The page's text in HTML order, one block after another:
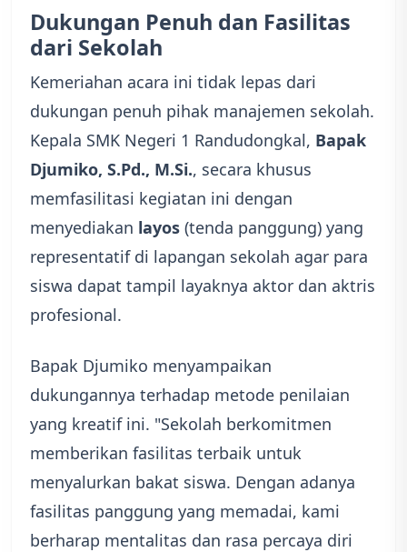
Dukungan Penuh dan Fasilitas
dari Sekolah
Kemeriahan acara ini tidak lepas dari
dukungan penuh pihak manajemen sekolah.
Kepala SMK Negeri 1 Randudongkal, Bapak
Djumiko, S.Pd., M.Si., secara khusus
memfasilitasi kegiatan ini dengan
menyediakan layos (tenda panggung) yang
representatif di lapangan sekolah agar para
siswa dapat tampil layaknya aktor dan aktris
profesional.
Bapak Djumiko menyampaikan
dukungannya terhadap metode penilaian
yang kreatif ini. "Sekolah berkomitmen
memberikan fasilitas terbaik untuk
menyalurkan bakat siswa. Dengan adanya
fasilitas panggung yang memadai, kami
berharap mentalitas dan rasa percaya diri